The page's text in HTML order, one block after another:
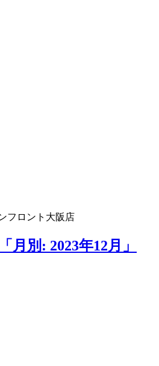
フロント大阪店
別: 2023年12月」